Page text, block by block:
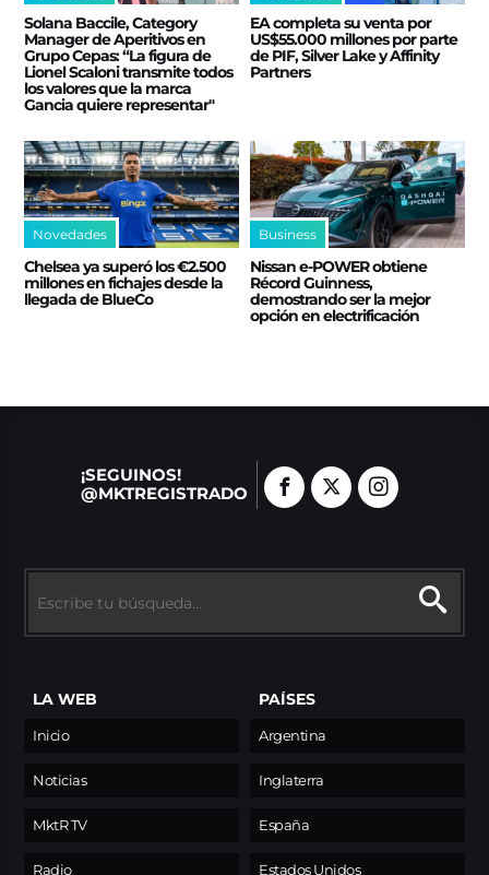
Solana Baccile, Category
Manager de Aperitivos en
Grupo Cepas: “La figura de
Lionel Scaloni transmite todos
los valores que la marca
Gancia quiere representar"
EA completa su venta por
US$55.000 millones por parte
de PIF, Silver Lake y Affinity
Partners
Novedades
Chelsea ya superó los €2.500
millones en fichajes desde la
llegada de BlueCo
Business
Nissan e‑POWER obtiene
Récord Guinness,
demostrando ser la mejor
opción en electrificación
¡SEGUINOS!
@MKTREGISTRADO
LA WEB
Inicio
Noticias
MktR TV
Radio
PAÍSES
Argentina
Inglaterra
España
Estados Unidos